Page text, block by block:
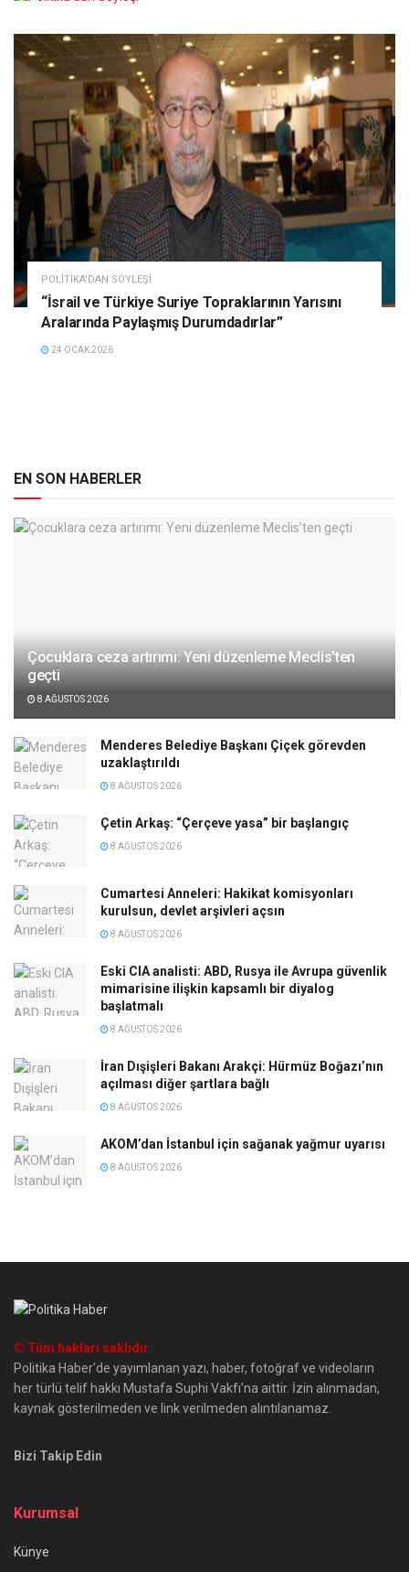
POLITIKA'DAN SÖYLEŞI
“İsrail ve Türkiye Suriye Topraklarının Yarısını
Aralarında Paylaşmış Durumdadırlar”
24 OCAK 2026
EN SON HABERLER
Çocuklara ceza artırımı: Yeni düzenleme Meclis’ten
geçti
8 AĞUSTOS 2026
Menderes Belediye Başkanı Çiçek görevden
uzaklaştırıldı
8 AĞUSTOS 2026
Çetin Arkaş: “Çerçeve yasa” bir başlangıç
8 AĞUSTOS 2026
Cumartesi Anneleri: Hakikat komisyonları
kurulsun, devlet arşivleri açsın
8 AĞUSTOS 2026
Eski CIA analisti: ABD, Rusya ile Avrupa güvenlik
mimarisine ilişkin kapsamlı bir diyalog
başlatmalı
8 AĞUSTOS 2026
İran Dışişleri Bakanı Arakçi: Hürmüz Boğazı’nın
açılması diğer şartlara bağlı
8 AĞUSTOS 2026
AKOM’dan İstanbul için sağanak yağmur uyarısı
8 AĞUSTOS 2026
© Tüm hakları saklıdır
Politika Haber'de yayımlanan yazı, haber, fotoğraf ve videoların
her türlü telif hakkı Mustafa Suphi Vakfı'na aittir. İzin alınmadan,
kaynak gösterilmeden ve link verilmeden alıntılanamaz.
Bizi Takip Edin
Kurumsal
Künye